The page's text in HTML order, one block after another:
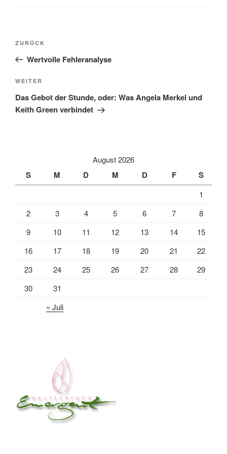
Beitragsnavigation
Vorheriger
Beitrag
ZURÜCK
Wertvolle Fehleranalyse
Nächster
Beitrag
WEITER
Das Gebot der Stunde, oder: Was Angela Merkel und
Keith Green verbindet
August 2026
S M D M D F S
1
2
3 4 5 6 7
8
9
10 11 12 13 14
15
16
17 18 19 20 21
22
23
24 25 26 27 28
29
30
31
« Juli